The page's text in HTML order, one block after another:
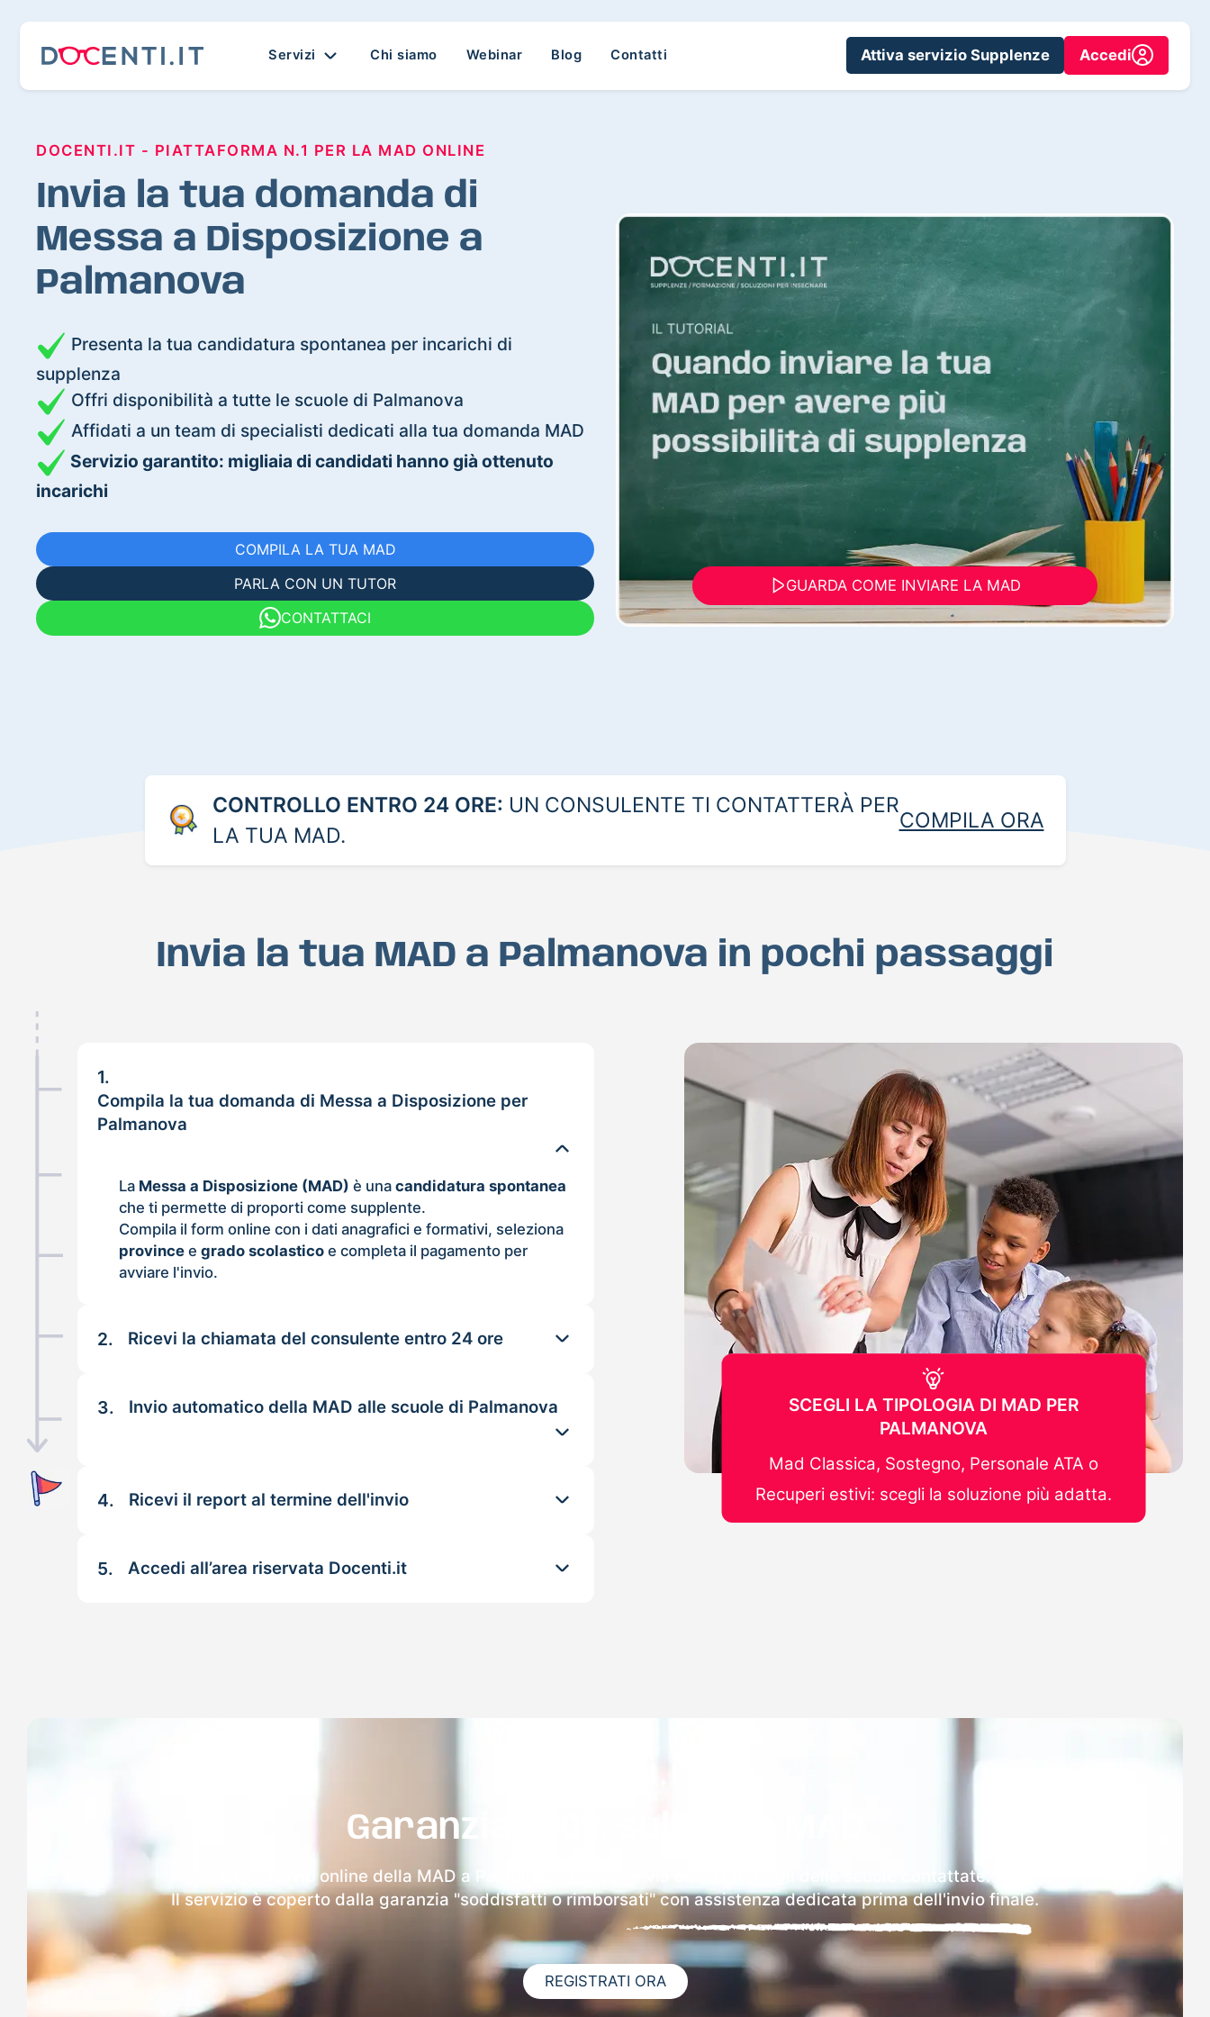
Servizi Chi siamo Webinar Blog Contatti Attiva servizio Supplenze Accedi
DOCENTI.IT - PIATTAFORMA N.1 PER LA MAD ONLINE
Invia la tua domanda di
Messa a Disposizione a
Palmanova
Presenta la tua candidatura spontanea per incarichi di
supplenza
Offri disponibilità a tutte le scuole di Palmanova
Affidati a un team di specialisti dedicati alla tua domanda MAD
Servizio garantito: migliaia di candidati hanno già ottenuto
incarichi
COMPILA LA TUA MAD
PARLA CON UN TUTOR
CONTATTACI
GUARDA COME INVIARE LA MAD
CONTROLLO ENTRO 24 ORE: UN CONSULENTE TI CONTATTERÀ PER
LA TUA MAD.
COMPILA ORA
Invia la tua MAD a Palmanova in pochi passaggi
1.
Compila la tua domanda di Messa a Disposizione per
Palmanova
La Messa a Disposizione (MAD) è unacandidatura spontanea
che ti permette di proporti come supplente.
Compila il form online con i dati anagrafici e formativi, seleziona
province egrado scolastico e completa il pagamento per
avviare l'invio.
2. Ricevi la chiamata del consulente entro 24 ore
3. Invio automatico della MAD alle scuole di Palmanova
4. Ricevi il report al termine dell'invio
5. Accedi all’area riservata Docenti.it
SCEGLI LA TIPOLOGIA DI MAD PER
PALMANOVA
Mad Classica, Sostegno, Personale ATA o
Recuperi estivi: scegli la soluzione più adatta.
Garanzia 100% sulla tua MAD
Dopo l'invio online della MAD a Palmanova riceverai via email i dettagli delle scuole contattate.
Il servizio è coperto dalla garanzia "soddisfatti o rimborsati" con assistenza dedicata prima dell'invio finale.
REGISTRATI ORA